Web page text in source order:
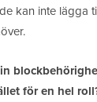
kan inte lägga
för en hel